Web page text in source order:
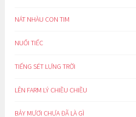
NÁT NHÀU CON TIM
NUỐI TIẾC
TIẾNG SÉT LƯNG TRỜI
LÊN FARM LÝ CHIỀU CHIỀU
BẢY MƯƠI CHƯA ĐÃ LÀ GÌ